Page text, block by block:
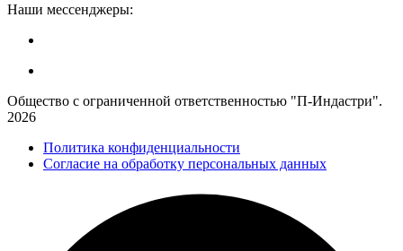
Наши мессенджеры:
Общество с ограниченной ответственностью "П-Индастри".
2026
Политика конфиденциальности
Согласие на обработку персональных данных